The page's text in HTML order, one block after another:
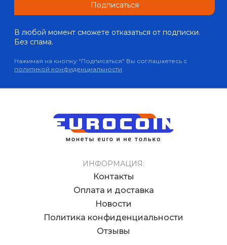
Подписаться
В любой момент сможете отказаться от подписки.
Без спама.
Нажимая на кнопку "Подписаться" Вы соглашаетесь с
политикой конфиденциальности
ИНФОРМАЦИЯ:
Контакты
Оплата и доставка
Новости
Политика конфиденциальности
Отзывы